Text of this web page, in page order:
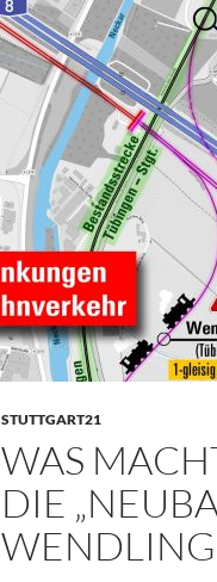
STUTTGART21
WAS
DIE